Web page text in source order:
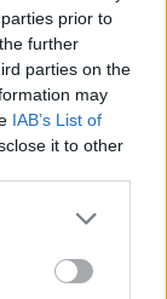
prior to
further
parties on the
may
IAB’s List of
it to other